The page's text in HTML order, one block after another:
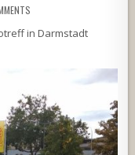
in Darmstadt